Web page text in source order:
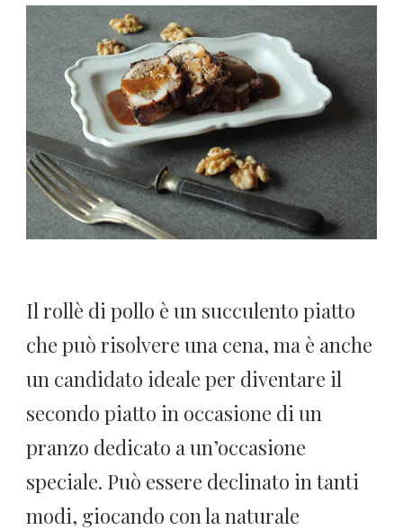
POLLO
ALLA
MENTA
CON
NOCI,
SENAPE
E
MIELE
DI
ACACIA
|
QUESTIONE
DI
Il rollè di pollo è un succulento piatto
che può risolvere una cena, ma è anche
un candidato ideale per diventare il
secondo piatto in occasione di un
pranzo dedicato a un’occasione
speciale. Può essere declinato in tanti
modi, giocando con la naturale